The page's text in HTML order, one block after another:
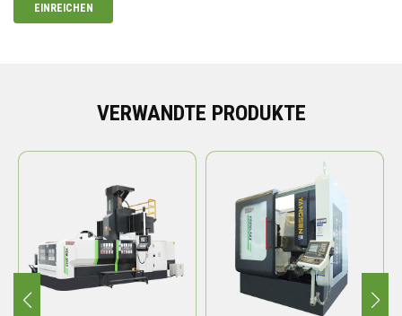
EINREICHEN
VERWANDTE PRODUKTE